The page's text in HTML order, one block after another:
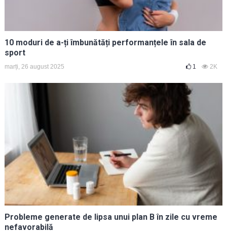
10 moduri de a-ți îmbunătăți performanțele în sala de
sport
marți, 26 august 2025 1 2K
Probleme generate de lipsa unui plan B în zile cu vreme
nefavorabilă